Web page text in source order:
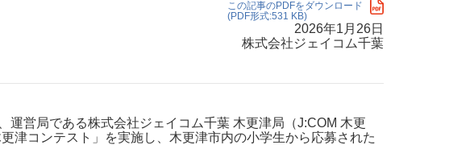
この記事のPDFをダウンロード
(PDF形式:531 KB)
2026年1月26日
株式会社ジェイコム千葉
営局である株式会社ジェイコム千葉 木更津局（J:COM 木更
津コンテスト」を実施し、木更津市内の小学生から応募された